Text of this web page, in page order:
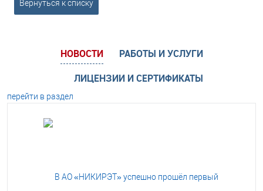
Вернуться к списку
НОВОСТИ
РАБОТЫ И УСЛУГИ
ЛИЦЕНЗИИ И СЕРТИФИКАТЫ
перейти в раздел